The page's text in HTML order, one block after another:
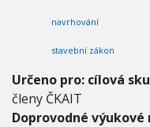
k
c
í
navrhování
stavební zákon
Určeno pro: cílová
členy ČKAIT
Doprovodné